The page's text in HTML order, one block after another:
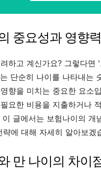
중요성과 영향력
하고 계신가요? 그렇다
단순히 나이를 나타내는
향을 미치는 중요한 요소
요한 비용을 지출하거나
글에서는 보험나이의 개
에 대해 자세히 알아보겠
만 나이의 차이